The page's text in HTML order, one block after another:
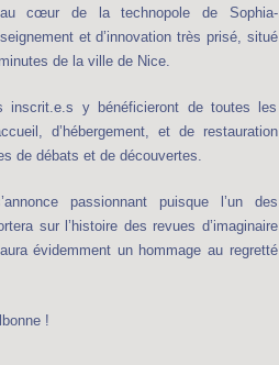
au cœur de la technopole de Sophia-
et d’innovation très prisé, situé
de la ville de Nice.
inscrit.e.s y bénéficieront de toutes les
d’hébergement, et de restauration
de débats et de découvertes.
passionnant puisque l’un des
sur l’histoire des revues d’imaginaire
évidemment un hommage au regretté
!